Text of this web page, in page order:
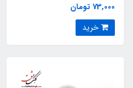
73,000 تومان